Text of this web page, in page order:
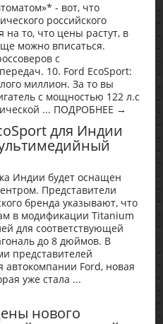
- вот, что
российского
то, что цены растут, в
можно вписаться.
с
10. Ford EcoSport:
миллион. За то вы
с мощностью 122 л.с
... ПОДРОБНЕЕ →
для Индии
Индии будет оснащен
Представители
бренда указывают, что
в модификации Titanium
для соответствующей
до 8 дюймов. В
представителей
автокомпании Ford, новая
уже стала ...
нового